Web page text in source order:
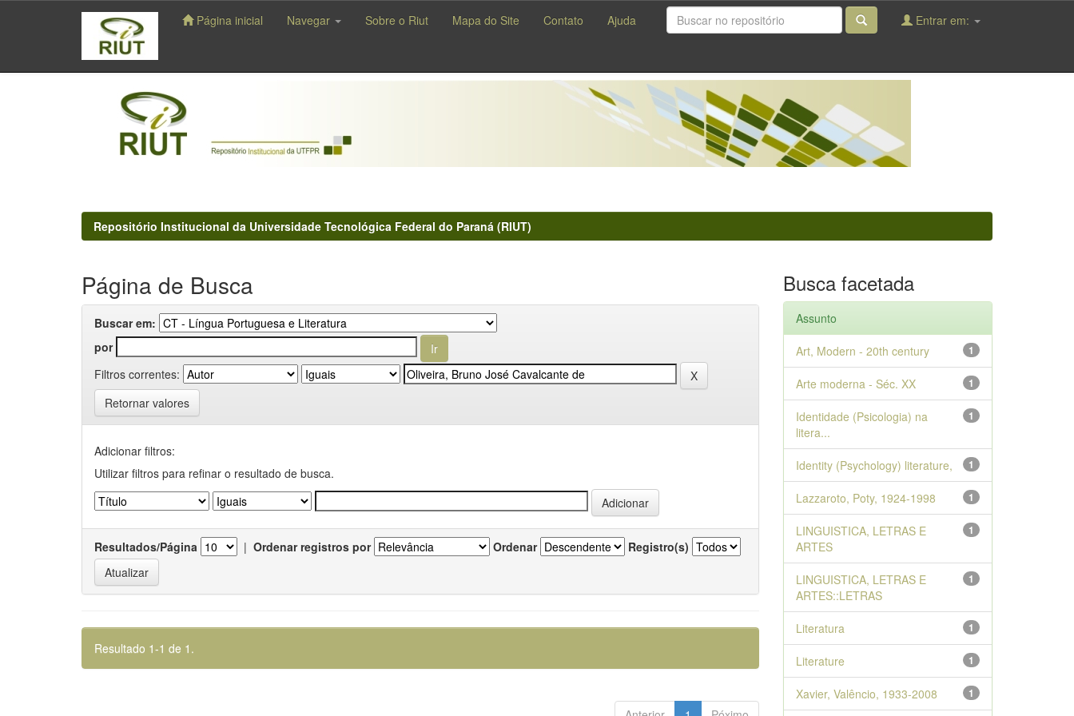
navigation
Página inicial Navegar Sobre o Riut Mapa do Site Contato Ajuda Entrar em:
Repositório Institucional da Universidade Tecnológica Federal do Paraná (RIUT)
Página de Busca
Buscar em:
por
Filtros correntes:
Retornar valores
Adicionar filtros:
Utilizar filtros para refinar o resultado de busca.
Resultados/Página | Ordenar registros por Ordenar Registro(s)
Resultado 1-1 de 1.
Busca facetada
Assunto
1
Art, Modern - 20th century
1
Arte moderna - Séc. XX
1
Identidade (Psicologia) na
litera...
1
Identity (Psychology) literature,
1
Lazzaroto, Poty, 1924-1998
1
LINGUISTICA, LETRAS E
ARTES
1
LINGUISTICA, LETRAS E
ARTES::LETRAS
1
Literatura
1
Literature
1
Xavier, Valêncio, 1933-2008